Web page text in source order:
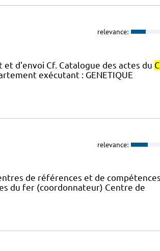
relevance:
d'envoi Cf. Catalogue des actes du
exécutant : GENETIQUE
relevance:
de références et de
du fer (coordonnateur) Centre de